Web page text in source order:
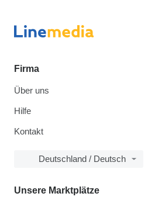
Firma
Über uns
Hilfe
Kontakt
Deutschland / Deutsch
Unsere Marktplätze